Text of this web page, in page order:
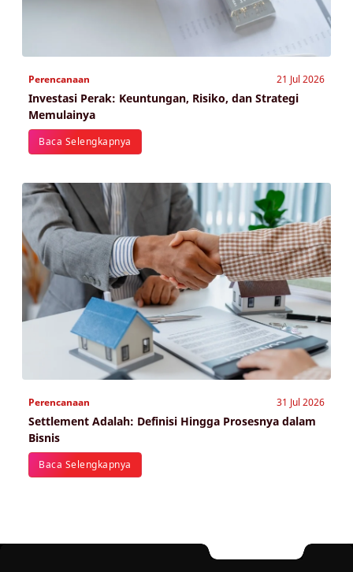
Perencanaan 21 Jul 2026
Investasi Perak: Keuntungan, Risiko, dan Strategi
Memulainya
Baca Selengkapnya
Perencanaan 31 Jul 2026
Settlement Adalah: Definisi Hingga Prosesnya dalam
Bisnis
Baca Selengkapnya